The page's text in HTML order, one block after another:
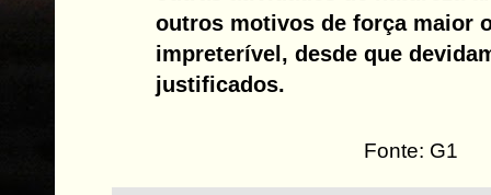
outros motivos de força maior
impreterível, desde que
justificados.
Fonte: G1